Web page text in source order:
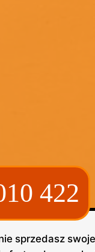
422
sprzedasz